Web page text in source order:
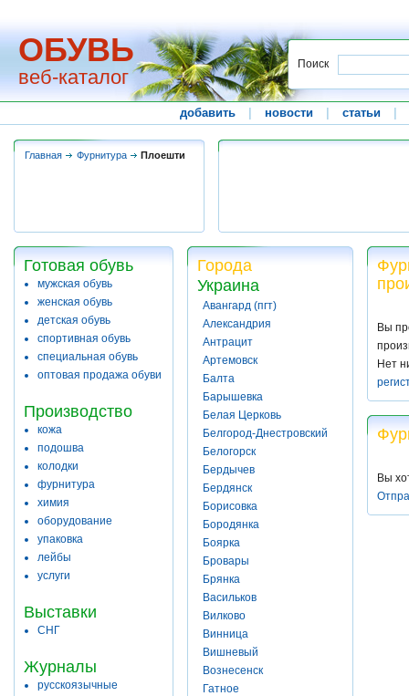
ОБУВЬ
веб-каталог
Поиск
добавить новости статьи
Главная Фурнитура Плоешти
Готовая обувь
мужская обувь
женская обувь
детская обувь
спортивная обувь
специальная обувь
оптовая продажа обуви
Производство
кожа
подошва
колодки
фурнитура
химия
оборудование
упаковка
лейбы
услуги
Выставки
СНГ
Журналы
русскоязычные
Города
Украина
Авангард (пгт)
Александрия
Антрацит
Артемовск
Балта
Барышевка
Белая Церковь
Белгород-Днестровский
Белогорск
Бердычев
Бердянск
Борисовка
Бородянка
Боярка
Бровары
Брянка
Васильков
Вилково
Винница
Вишневый
Вознесенск
Гатное
Вы
Нет
Вы